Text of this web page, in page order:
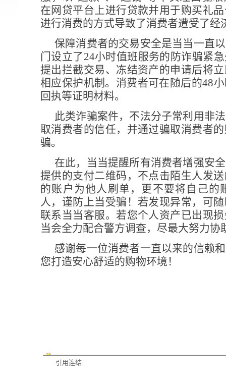
在网贷平台上进行贷款并用于购买礼
进行消费的方式导致了消费者遭受了经
保障消费者的交易安全是当当一直
门设立了24小时值班服务的防诈骗紧
提出拦截交易、冻结资产的申请后将
相应保护机制。消费者可在随后的48
回执等证明材料。
此类诈骗案件，不法分子常利用非
取消费者的信任，并通过骗取消费者
骗。
在此，当当提醒所有消费者增强安
提供的支付二维码，不点击陌生人发
的账户为他人刷单，更不要将自己的
人，谨防上当受骗！若发现异常，可
联系当当客服。若您个人资产已出现
当会全力配合警方调查，尽最大努力协
感谢每一位消费者一直以来的信赖
您打造安心舒适的购物环境！
引用连结